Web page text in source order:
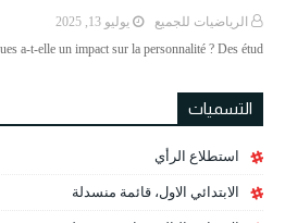
الرياضيات للجميع
يوليو 13, 2025
a-t-elle un impact sur la personnalité ? Des étud…
التسميات
استطلاع الرأي
الابتدائي الاول، قائمة منسدلة